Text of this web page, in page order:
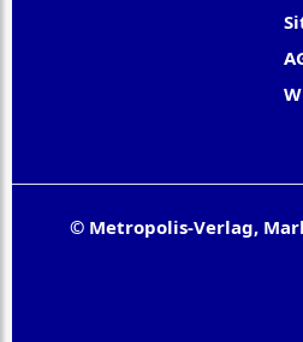
© Metropolis-Verlag,